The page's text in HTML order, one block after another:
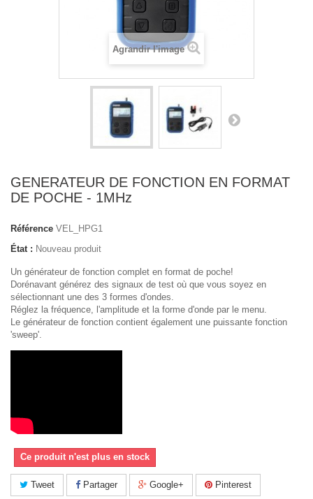
Agrandir l'image
GENERATEUR DE FONCTION EN FORMAT
DE POCHE - 1MHz
Référence VEL_HPG1
État : Nouveau produit
Un générateur de fonction complet en format de poche!
Dorénavant générez des signaux de test où que vous soyez en
sélectionnant une des 3 formes d'ondes.
Réglez la fréquence, l'amplitude et la forme d'onde par le menu.
Le générateur de fonction contient également une puissante fonction
'sweep'.
Ce produit n'est plus en stock
Tweet Partager Google+ Pinterest